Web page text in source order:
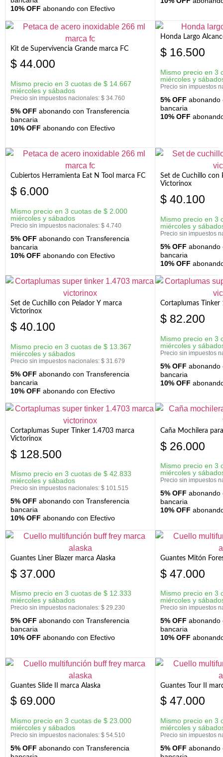
10% OFF abonando con Efectivo
Kit de Supervivencia Grande marca FC
$ 44.000
Mismo precio en 3 cuotas de $ 14.667
miércoles y sábados
Precio sin impuestos nacionales: $ 34.760
5% OFF abonando con Transferencia
bancaria
10% OFF abonando con Efectivo
Honda Largo
$ 16.500
Mismo precio en 3
miércoles y
Precio sin impuestos
5% OFF abonando
bancaria
10% OFF
Cubiertos Herramienta Eat N Tool marca FC
$ 6.000
Mismo precio en 3 cuotas de $ 2.000
miércoles y sábados
Precio sin impuestos nacionales: $ 4.740
5% OFF abonando con Transferencia
bancaria
10% OFF abonando con Efectivo
Set de Cuchillo con
Victorinox
$ 40.100
Mismo precio en 3
miércoles y
Precio sin impuestos
5% OFF abonando
bancaria
10% OFF
Set de Cuchillo con Pelador Y marca
Victorinox
$ 40.100
Mismo precio en 3 cuotas de $ 13.367
miércoles y sábados
Precio sin impuestos nacionales: $ 31.679
5% OFF abonando con Transferencia
bancaria
10% OFF abonando con Efectivo
Cortaplumas
$ 82.200
Mismo precio en 3
miércoles y
Precio sin impuestos
5% OFF abonando
bancaria
10% OFF
Cortaplumas Super Tinker 1.4703 marca
Victorinox
$ 128.500
Mismo precio en 3 cuotas de $ 42.833
miércoles y sábados
Precio sin impuestos nacionales: $ 101.515
5% OFF abonando con Transferencia
bancaria
10% OFF abonando con Efectivo
Caña Mochilera
$ 26.000
Mismo precio en 3
miércoles y
Precio sin impuestos
5% OFF abonando
bancaria
10% OFF
Guantes Liner Blazer marca Alaska
$ 37.000
Mismo precio en 3 cuotas de $ 12.333
miércoles y sábados
Precio sin impuestos nacionales: $ 29.230
5% OFF abonando con Transferencia
bancaria
10% OFF abonando con Efectivo
Guantes Mitón
$ 47.000
Mismo precio en 3
miércoles y
Precio sin impuestos
5% OFF abonando
bancaria
10% OFF
Guantes Slide II marca Alaska
$ 69.000
Mismo precio en 3 cuotas de $ 23.000
miércoles y sábados
Precio sin impuestos nacionales: $ 54.510
5% OFF abonando con Transferencia
Guantes Tour II
$ 47.000
Mismo precio en 3
miércoles y
Precio sin impuestos
5% OFF abonando